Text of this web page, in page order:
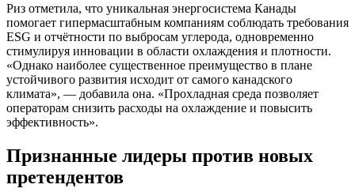
Риз отметила, что уникальная энергосистема Канады
помогает гипермасштабным компаниям соблюдать требования
ESG и отчётности по выбросам углерода, одновременно
стимулируя инновации в области охлаждения и плотности.
«Однако наиболее существенное преимущество в плане
устойчивого развития исходит от самого канадского
климата», — добавила она. «Прохладная среда позволяет
операторам снизить расходы на охлаждение и повысить
эффективность».
Признанные лидеры против новых
претендентов